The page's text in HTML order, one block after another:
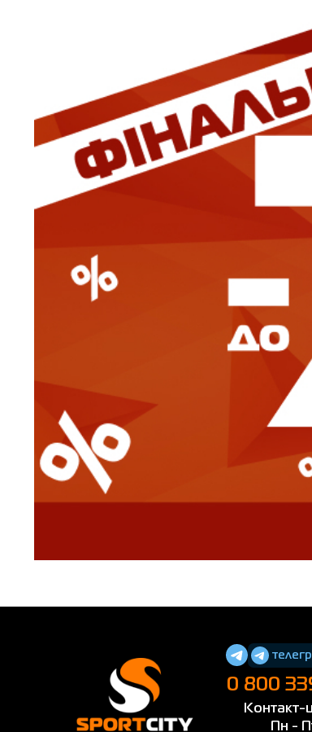
0 800
Контакт-
Пн -